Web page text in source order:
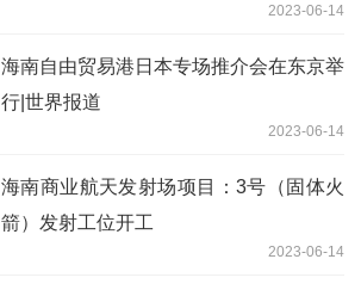
2023-06-14
海南自由贸易港日本专场推介会在东京举
行|世界报道
2023-06-14
海南商业航天发射场项目：3号（固体火
箭）发射工位开工
2023-06-14